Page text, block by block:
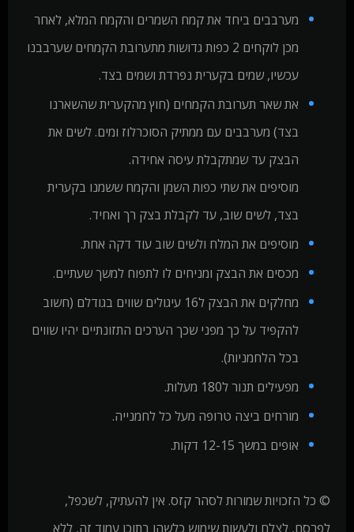
מערבבים ביחד את קמח השמרים והקמח המלא, לאחר
מכן לוקחים 2 כפות גדושות מתערובת הקמחים שערבבנו
עכשיו, שמים בקערית נפרדת ושמים בצד.
את שאר תערובת הקמחים (חוץ מהקערית שהשארנו
בצד) מערבבים עם ממתיק הסוכרלוז ומים. לשים את
הבצק עד שמתקבלת עיסה אחידה.
מוסיפים את שתי כפות השמן והקמח ששמנו בקערית
בצד, לשים שוב, עד לקבלת בצק רך ואחיד.
מוסיפים את המלח ולשים שוב עוד דקה אחת.
מכסים את הבצק ומניחים לו לתפוח למשך שעתיים.
מחלקים את הבצק ל16 עיגולים שווים בגודלם (חשוב
להקפיד על כך מפני שכך הערכים התזונתיים יהיו שווים
בכל הלחמניות).
מפעילים תנור ל180 מעלות.
מורחים ביצה טרופה מעל כל לחמנייה.
אופים במשך 12-15 דקות.
© כל הזכויות שמורות לסהר קזס. אין להעתיק, לשכפל,
לפרסם, לצלם ולעשות שימוש כלשהו בתוכן עמוד זה, ללא